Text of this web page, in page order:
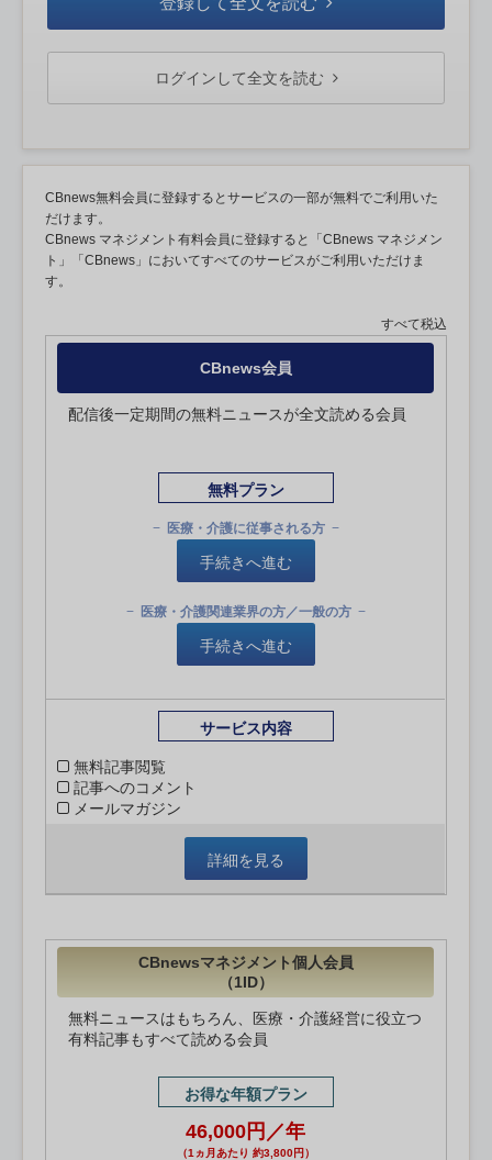
ログインして全文を読む
CBnews無料会員に登録するとサービスの一部が無料でご利用いた
だけます。
CBnews マネジメント有料会員に登録すると「CBnews マネジメン
ト」「CBnews」においてすべてのサービスがご利用いただけま
す。
すべて税込
CBnews会員
配信後一定期間の無料ニュースが全文読める会員
無料プラン
医療・介護に従事される方
手続きへ進む
医療・介護関連業界の方／一般の方
手続きへ進む
サービス内容
無料記事閲覧
記事へのコメント
メールマガジン
詳細を見る
CBnewsマネジメント個人会員
（1ID）
無料ニュースはもちろん、医療・介護経営に役立つ
有料記事もすべて読める会員
お得な年額プラン
46,000円／年
（1ヵ月あたり 約3,800円）